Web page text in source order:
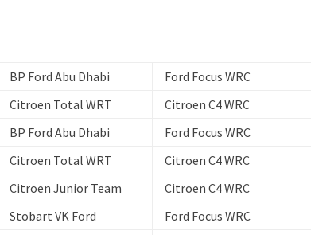
BP Ford Abu Dhabi Ford Focus WRC
Citroen Total WRT Citroen C4 WRC
BP Ford Abu Dhabi Ford Focus WRC
Citroen Total WRT Citroen C4 WRC
Citroen Junior Team Citroen C4 WRC
Stobart VK Ford Ford Focus WRC